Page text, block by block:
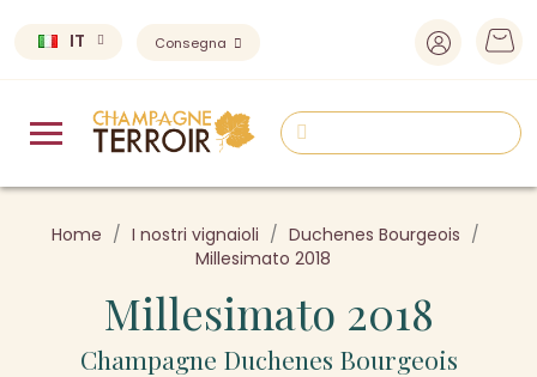
IT Consegna
Home I nostri vignaioli
Duchenes Bourgeois
Millesimato 2018
Millesimato 2018
Champagne Duchenes Bourgeois